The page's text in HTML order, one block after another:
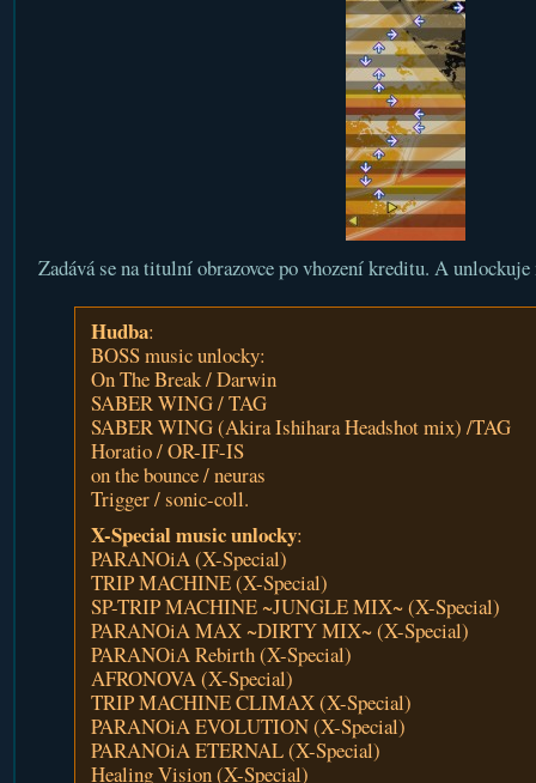
Zadává se na titulní obrazovce po vhození kreditu. A
Hudba:
BOSS music unlocky:
On The Break / Darwin
SABER WING / TAG
SABER WING (Akira Ishihara Headshot mix) /TAG
Horatio / OR-IF-IS
on the bounce / neuras
Trigger / sonic-coll.
X-Special music unlocky:
PARANOiA (X-Special)
TRIP MACHINE (X-Special)
SP-TRIP MACHINE ~JUNGLE MIX~ (X-Special)
PARANOiA MAX ~DIRTY MIX~ (X-Special)
PARANOiA Rebirth (X-Special)
AFRONOVA (X-Special)
TRIP MACHINE CLIMAX (X-Special)
PARANOiA EVOLUTION (X-Special)
PARANOiA ETERNAL (X-Special)
Healing Vision (X-Special)